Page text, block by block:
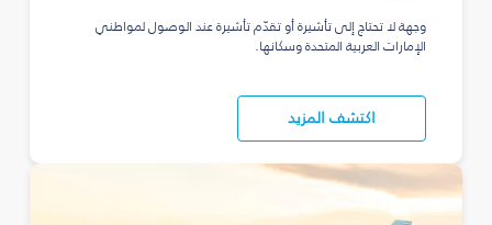
وجهة لا تحتاج إلى تأشيرة أو تقدّم تأشيرة عند الوصول لمواطني
الإمارات العربية المتحدة وسكانها.
اكتشف المزيد